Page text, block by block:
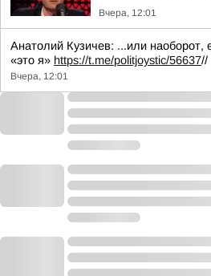
Вчера, 12:01
Анатолий Кузичев: ...или наоборот,
«это я» https://t.me/politjoystic/56637//
Вчера, 12:01